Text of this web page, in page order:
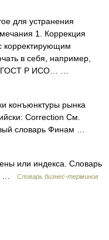
для устранения
1. Коррекция
корректирующим
в себя, например,
[ГОСТ Р ИСО… …
конъюнктуры рынка
Correction См.
словарь Финам …
или индекса. Словарь
…
Словарь бизнес-терминов